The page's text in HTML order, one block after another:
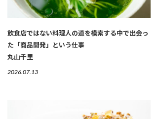
飲食店ではない料理人の道を模索する中で出会っ
た「商品開発」という仕事
丸山千里
2026.07.13